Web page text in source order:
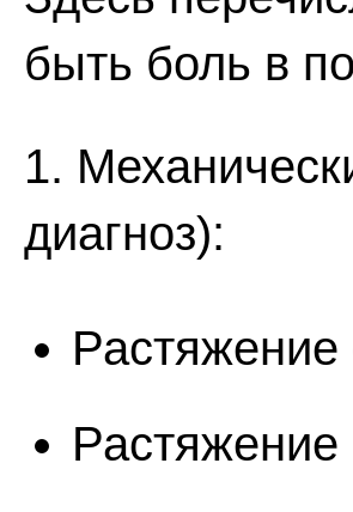
быть боль в
1.
диагноз):
Растяжение